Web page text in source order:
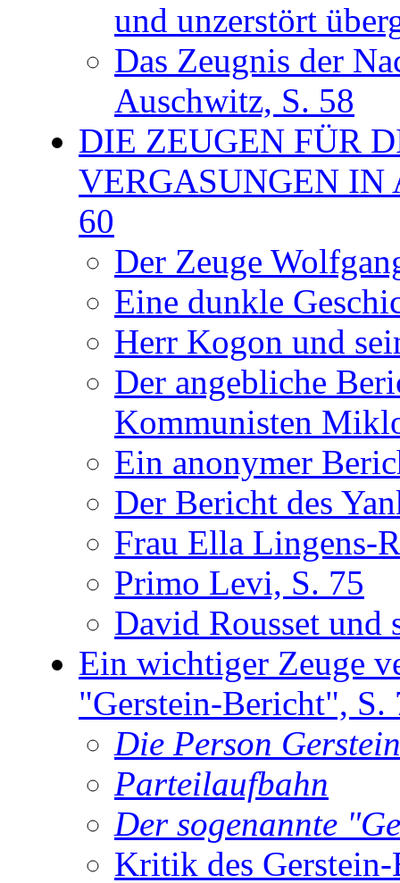
und unzerstört
Das Zeugnis der
Auschwitz, S. 58
DIE ZEUGEN FÜR
VERGASUNGEN
60
Der Zeuge
Eine dunkle
Herr Kogon und
Der angebliche
Kommunisten
Ein anonymer
Der Bericht des
Frau Ella Lingens-
Primo Levi, S. 75
David Rousset und
Ein wichtiger Zeuge
"Gerstein-Bericht", S.
Die Person
Parteilaufbahn
Der sogenannte
Kritik des